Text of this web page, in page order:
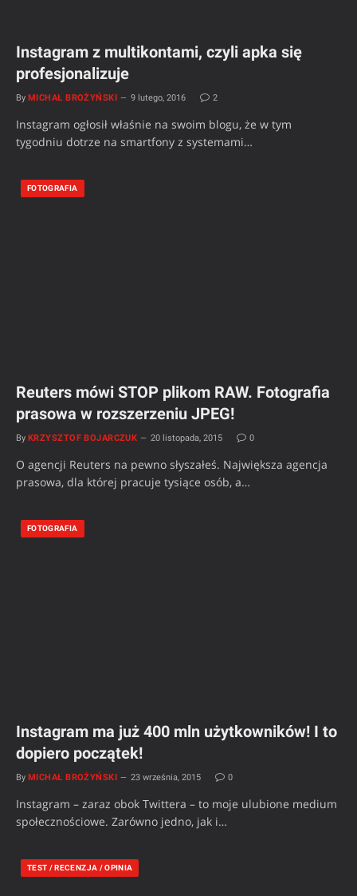
Instagram z multikontami, czyli apka się
profesjonalizuje
By MICHAŁ BROŻYŃSKI 9 lutego, 2016 2
Instagram ogłosił właśnie na swoim blogu, że w tym
tygodniu dotrze na smartfony z systemami…
FOTOGRAFIA
Reuters mówi STOP plikom RAW. Fotografia
prasowa w rozszerzeniu JPEG!
By KRZYSZTOF BOJARCZUK 20 listopada, 2015 0
O agencji Reuters na pewno słyszałeś. Największa agencja
prasowa, dla której pracuje tysiące osób, a…
FOTOGRAFIA
Instagram ma już 400 mln użytkowników! I to
dopiero początek!
By MICHAŁ BROŻYŃSKI 23 września, 2015 0
Instagram – zaraz obok Twittera – to moje ulubione medium
społecznościowe. Zarówno jedno, jak i…
TEST / RECENZJA / OPINIA